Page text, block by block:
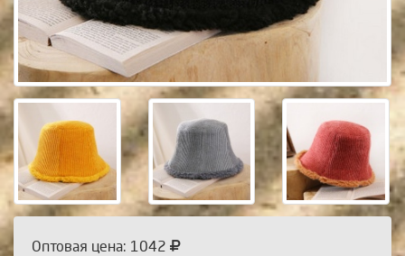
Оптовая цена: 1042